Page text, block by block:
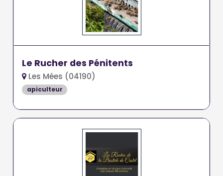
Le Rucher des Pénitents
Les Mées (04190)
apiculteur